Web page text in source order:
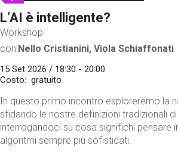
L’AI è intelligente?
Workshop
con Nello Cristianini, Viola Schiaffonati
15 Set 2026 / 18:30 - 20:00
Costo
gratuito
In questo primo incontro esploreremo la
sfidando le nostre definizioni tradizionali
interrogandoci su cosa significhi pensare
algoritmi sempre più sofisticati.